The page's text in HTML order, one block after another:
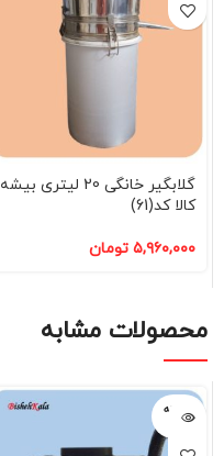
گلابگیر خانگی 20 لیتری بیشه
کالا کد(61)
۵,۹۶۰,۰۰۰ تومان
محصولات مشابه
فروخته
شده